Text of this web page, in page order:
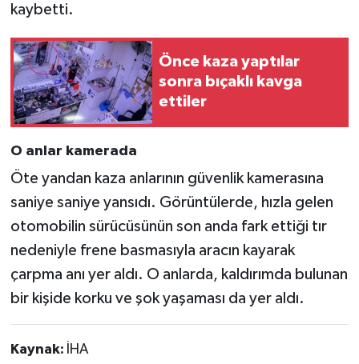
kaybetti.
Önce kaza yaptılar
sonra bıçaklı kavga
ettiler
O anlar kamerada
Öte yandan kaza anlarının güvenlik kamerasına
saniye saniye yansıdı. Görüntülerde, hızla gelen
otomobilin sürücüsünün son anda fark ettiği tır
nedeniyle frene basmasıyla aracın kayarak
çarpma anı yer aldı. O anlarda, kaldırımda bulunan
bir kişide korku ve şok yaşaması da yer aldı.
Kaynak: İHA